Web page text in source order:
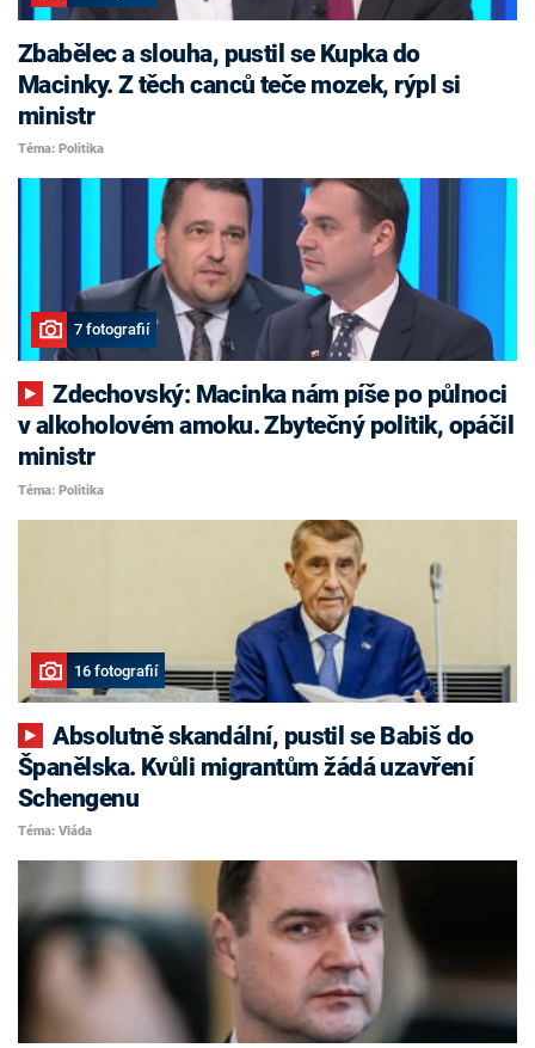
Zbabělec a slouha, pustil se Kupka do
Macinky. Z těch canců teče mozek, rýpl si
ministr
Téma: Politika
7 fotografií
Zdechovský: Macinka nám píše po půlnoci
v alkoholovém amoku. Zbytečný politik, opáčil
ministr
Téma: Politika
16 fotografií
Absolutně skandální, pustil se Babiš do
Španělska. Kvůli migrantům žádá uzavření
Schengenu
Téma: Vláda